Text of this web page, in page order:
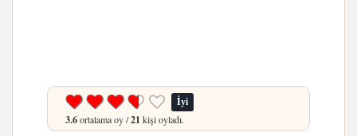
İyi
3.6ortalama oy /21 kişi oyladı.